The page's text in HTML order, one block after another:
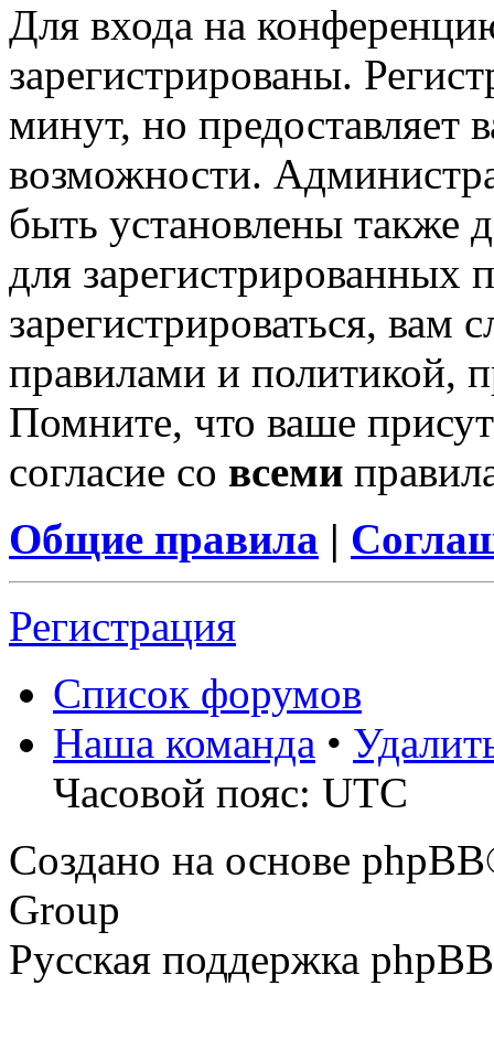
Для входа на
зарегистрированы.
минут, но предоставляет
возможности.
быть установлены также
для зарегистрированных
зарегистрироваться, вам
правилами и политикой,
Помните, что ваше
согласие со всеми
Общие правила |
Регистрация
Список форумов
Наша команда •
Часовой пояс: UTC
Создано на основе
Group
Русская поддержка phpBB